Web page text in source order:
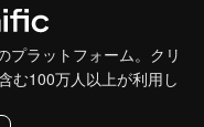
プラットフォーム。クリ
む100万人以上が利用し